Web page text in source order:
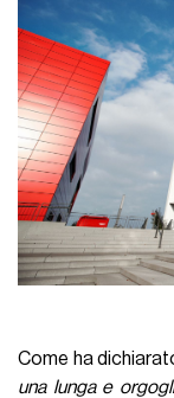
Come ha
una lunga e